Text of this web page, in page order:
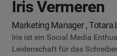
Iris Vermeren
Marketing Manager , Totara
Iris ist ein Social Media
Leidenschaft für das